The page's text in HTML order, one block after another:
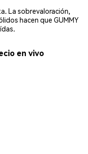
La sobrevaloración,
hacen que GUMMY
en vivo